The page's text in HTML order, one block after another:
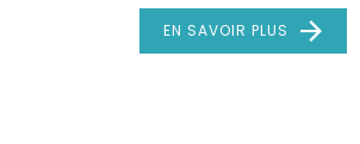
EN SAVOIR PLUS